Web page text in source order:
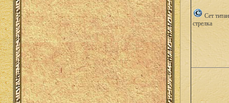
Сет
стрелка